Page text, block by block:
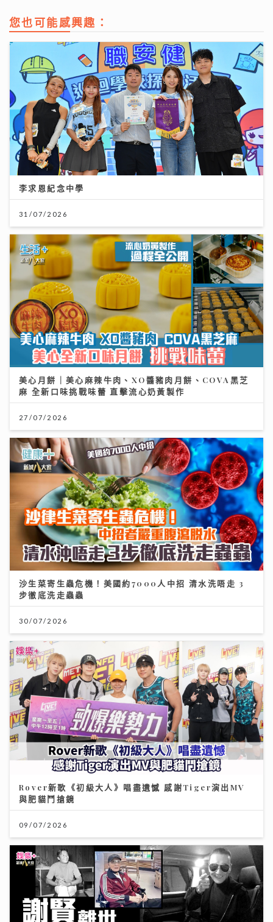
您也可能感興趣：
李求恩紀念中學
31/07/2026
美心月餅｜美心麻辣牛肉、XO醬豬肉月餅、COVA黑芝
麻 全新口味挑戰味蕾 直擊流心奶黃製作
27/07/2026
沙生菜寄生蟲危機！美國約7000人中招 清水洗唔走 3
步徹底洗走蟲蟲
30/07/2026
Rover新歌《初級大人》唱盡遺憾 感謝Tiger演出MV
與肥貓鬥搶鏡
09/07/2026